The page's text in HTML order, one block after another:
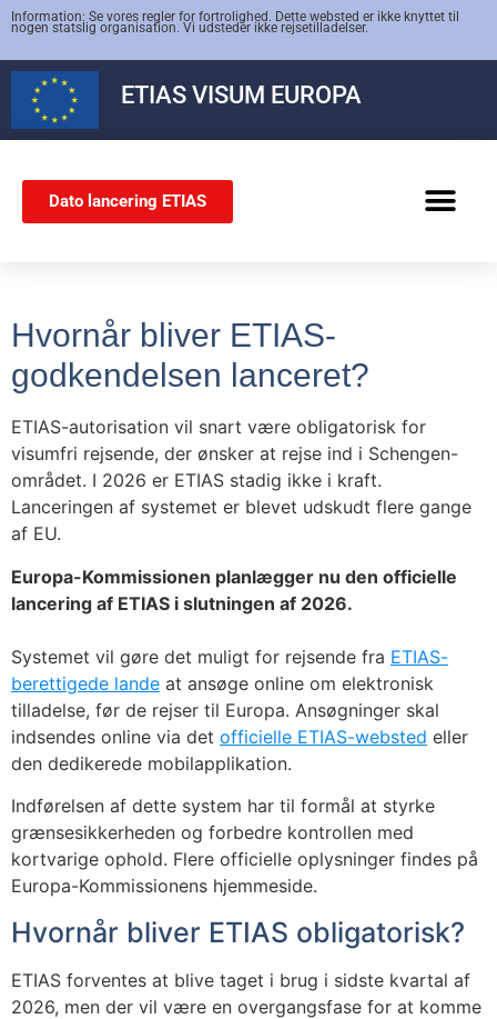
Information: Se vores regler for fortrolighed. Dette websted er ikke knyttet til
nogen statslig organisation. Vi udsteder ikke rejsetilladelser.
ETIASVISUM EUROPA
Dato lancering ETIAS
Hvornår bliver ETIAS-
godkendelsen lanceret?
ETIAS-autorisation vil snart være obligatorisk for
visumfri rejsende, der ønsker at rejse ind i Schengen-
området. I 2026 er ETIAS stadig ikke i kraft.
Lanceringen af systemet er blevet udskudt flere gange
af EU.
Europa-Kommissionen planlægger nu den officielle
lancering af ETIAS i slutningen af 2026.
Systemet vil gøre det muligt for rejsende fra ETIAS-
berettigede lande at ansøge online om elektronisk
tilladelse, før de rejser til Europa. Ansøgninger skal
indsendes online via det officielle ETIAS-websted eller
den dedikerede mobilapplikation.
Indførelsen af dette system har til formål at styrke
grænsesikkerheden og forbedre kontrollen med
kortvarige ophold. Flere officielle oplysninger findes på
Europa-Kommissionens hjemmeside.
Hvornår bliver ETIAS obligatorisk?
ETIAS forventes at blive taget i brug i sidste kvartal af
2026, men der vil være en overgangsfase for at komme